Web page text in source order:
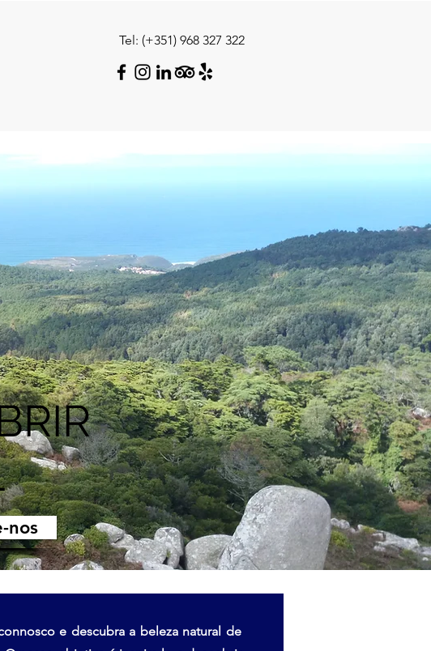
Tel: (+351) 968 327 322
nos
e descubra a beleza natural de